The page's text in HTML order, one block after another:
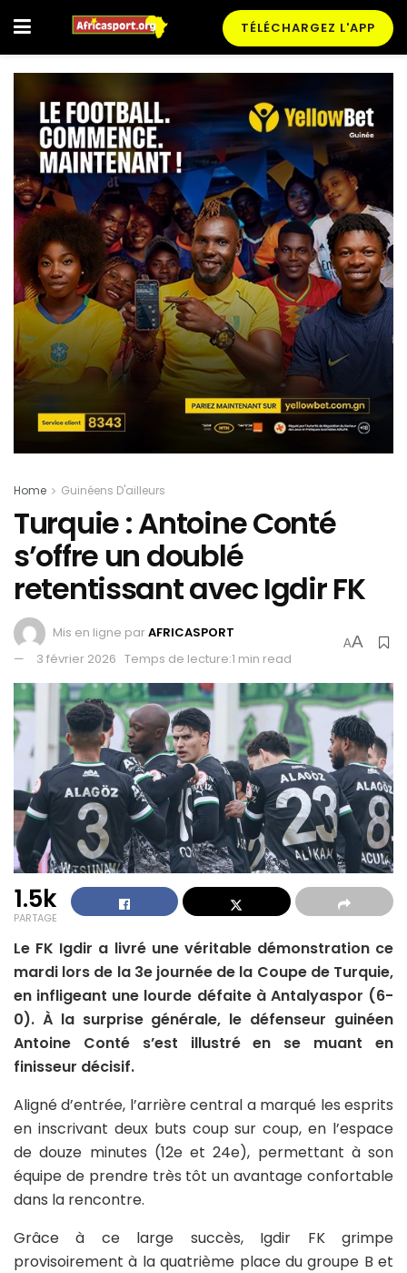
TÉLÉCHARGEZ L'APP
Home Guinéens D'ailleurs
Turquie : Antoine Conté
s’offre un doublé
retentissant avec Igdir FK
Mis en ligne parAFRICASPORT
3 février 2026 Temps de lecture:1 min read
AA
1.5k
PARTAGE
Le FK Igdir a livré une véritable démonstration ce
mardi lors de la 3e journée de la Coupe de Turquie,
en infligeant une lourde défaite à Antalyaspor (6-
0). À la surprise générale, le défenseur guinéen
Antoine Conté s’est illustré en se muant en
finisseur décisif.
Aligné d’entrée, l’arrière central a marqué les esprits
en inscrivant deux buts coup sur coup, en l’espace
de douze minutes (12e et 24e), permettant à son
équipe de prendre très tôt un avantage confortable
dans la rencontre.
Grâce à ce large succès, Igdir FK grimpe
provisoirement à la quatrième place du groupe B et